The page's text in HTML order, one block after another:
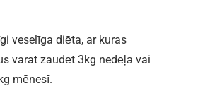
veselīga diēta, ar kuras
varat zaudēt 3kg nedēļā vai
mēnesī.